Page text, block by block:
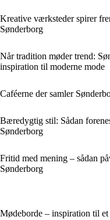
Kreative værksteder spirer
Sønderborg
Når tradition møder trend:
inspiration til moderne mode
Caféerne der samler
Bæredygtig stil: Sådan
Sønderborg
Fritid med mening – sådan
Sønderborg
Mødeborde – inspiration til